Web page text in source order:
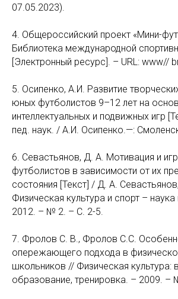
07.05.2023).
4. Общероссийский проект «Мини-
Библиотека международной
[Электронный ресурс]. – URL: www//
5. Осипенко, А.И. Развитие
юных футболистов 9–12 лет на
интеллектуальных и подвижных игр
пед. наук. / А.И. Осипенко.—:
6. Севастьянов, Д. А. Мотивация и
футболистов в зависимости от их
состояния [Текст] / Д. А.
Физическая культура и спорт – наука
2012. – № 2. – С. 2-5.
7. Фролов С. В., Фролов С.С.
опережающего подхода в
школьников // Физическая культура:
образование, тренировка. – 2009. –